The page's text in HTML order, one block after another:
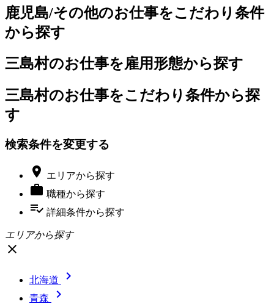
鹿児島/その他のお仕事をこだわり条件
から探す
三島村のお仕事を雇用形態から探す
三島村のお仕事をこだわり条件から探
す
検索条件を変更する
 エリアから探す
 職種から探す
playlist_add_check 詳細条件から探す
エリアから探す
close
北海道 
青森 